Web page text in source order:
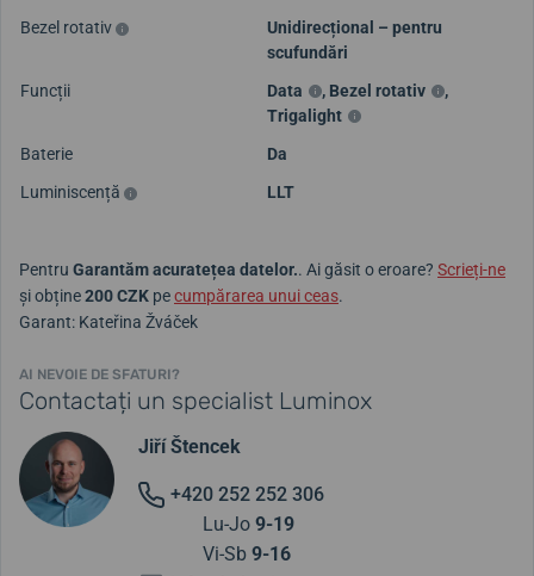
Bezel rotativ
Unidirecțional – pentru
scufundări
Funcții
Data , Bezel rotativ
,
Trigalight
Baterie
Da
Luminiscență
LLT
Pentru Garantăm acuratețea datelor.. Ai găsit o eroare? Scrieți-ne
și obține200 CZK pecumpărarea unui ceas.
Garant: Kateřina Žváček
AI NEVOIE DE SFATURI?
Contactați un specialist Luminox
Jiří Štencek
+420 252 252 306
Lu-Jo 9-19
Vi-Sb 9-16